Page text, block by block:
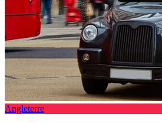
Angleterre